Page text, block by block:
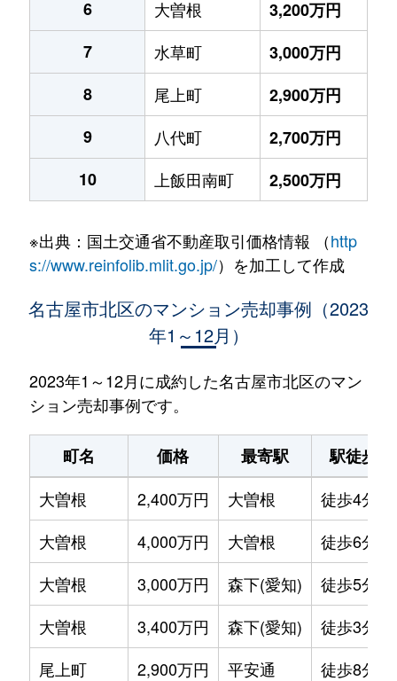
6
大曽根
3,200万円
7
水草町
3,000万円
8
尾上町
2,900万円
9
八代町
2,700万円
10
上飯田南町 2,500万円
※出典：国土交通省不動産取引価格情報 （http
s://www.reinfolib.mlit.go.jp/）を加工して作成
名古屋市北区のマンション売却事例（2023
年1～12月）
2023年1～12月に成約した名古屋市北区のマン
ション売却事例です。
町名 価格 最寄駅
駅徒歩
大曽根
2,400万円 大曽根
徒歩4分
大曽根
4,000万円 大曽根
徒歩6分
大曽根
3,000万円 森下(愛知)
徒歩5分
大曽根
3,400万円 森下(愛知)
徒歩3分
尾上町
2,900万円 平安通
徒歩8分